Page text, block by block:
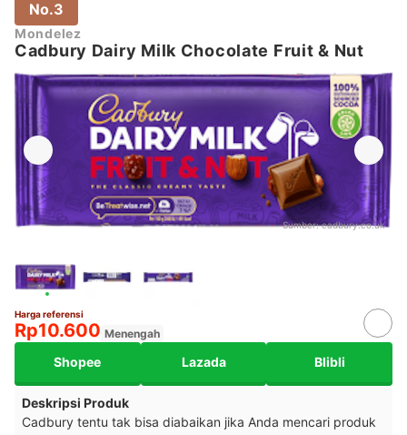
No.3
Mondelez
Cadbury Dairy Milk Chocolate Fruit & Nut
Sumber:cadbury.co.uk
Harga referensi
Rp10.600 Menengah
Shopee Lazada Blibli
Deskripsi Produk
Cadbury tentu tak bisa diabaikan jika Anda mencari produk